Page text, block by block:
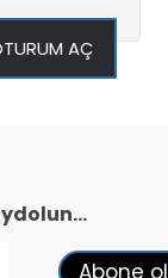
AÇ
Abone ol